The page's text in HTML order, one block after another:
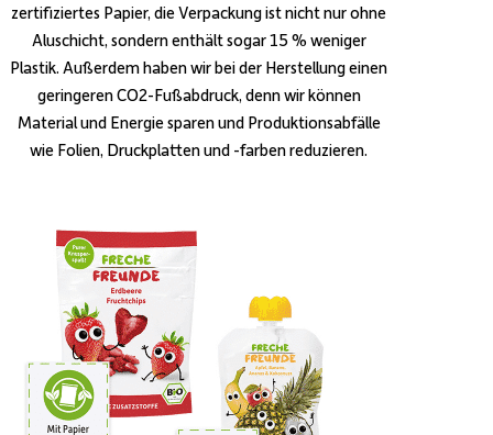
zertifiziertes Papier, die Verpackung ist nicht nur ohne
Aluschicht, sondern enthält sogar 15 % weniger
Plastik. Außerdem haben wir bei der Herstellung einen
geringeren CO2-Fußabdruck, denn wir können
Material und Energie sparen und Produktionsabfälle
wie Folien, Druckplatten und -farben reduzieren.